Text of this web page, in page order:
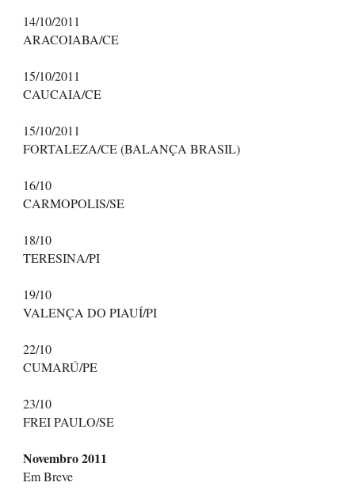
14/10/2011
ARACOIABA/CE
15/10/2011
CAUCAIA/CE
15/10/2011
FORTALEZA/CE (BALANÇA BRASIL)
16/10
CARMOPOLIS/SE
18/10
TERESINA/PI
19/10
VALENÇA DO PIAUÍ/PI
22/10
CUMARÚ/PE
23/10
FREI PAULO/SE
Novembro 2011
Em Breve